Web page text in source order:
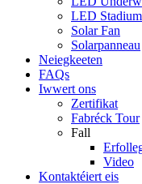
LED
Solar Fan
Solarpanneau
Neiegkeeten
FAQs
Iwwert ons
Zertifikat
Fabréck Tour
Fall
Video
Kontaktéiert eis